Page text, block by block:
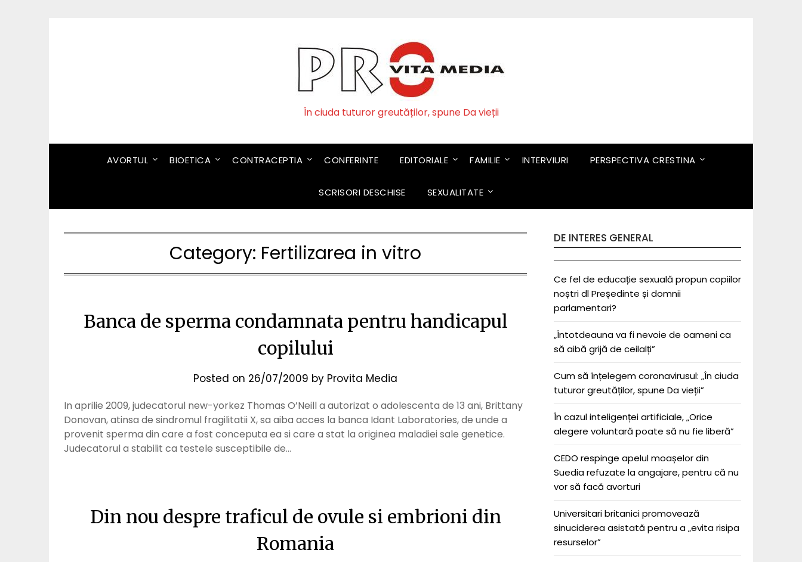
În ciuda tuturor greutăților, spune Da vieții
AVORTUL BIOETICA CONTRACEPTIA CONFERINTE EDITORIALE FAMILIE INTERVIURI PERSPECTIVA CRESTINA
SCRISORI DESCHISE SEXUALITATE
Category: Fertilizarea in vitro
Banca de sperma condamnata pentru handicapul
copilului
Posted on 26/07/2009 by Provita Media
In aprilie 2009, judecatorul new-yorkez Thomas O’Neill a autorizat o adolescenta de 13 ani, Brittany
Donovan, atinsa de sindromul fragilitatii X, sa aiba acces la banca Idant Laboratories, de unde a
provenit sperma din care a fost conceputa ea si care a stat la originea maladiei sale genetice.
Judecatorul a stabilit ca testele susceptibile de…
Din nou despre traficul de ovule si embrioni din
Romania
DE INTERES GENERAL
Ce fel de educație sexuală propun copiilor
noștri dl Președinte și domnii
parlamentari?
„Întotdeauna va fi nevoie de oameni ca
să aibă grijă de ceilalți”
Cum să înțelegem coronavirusul: „În ciuda
tuturor greutăților, spune Da vieții”
În cazul inteligenței artificiale, „Orice
alegere voluntară poate să nu fie liberă”
CEDO respinge apelul moașelor din
Suedia refuzate la angajare, pentru că nu
vor să facă avorturi
Universitari britanici promovează
sinuciderea asistată pentru a „evita risipa
resurselor”